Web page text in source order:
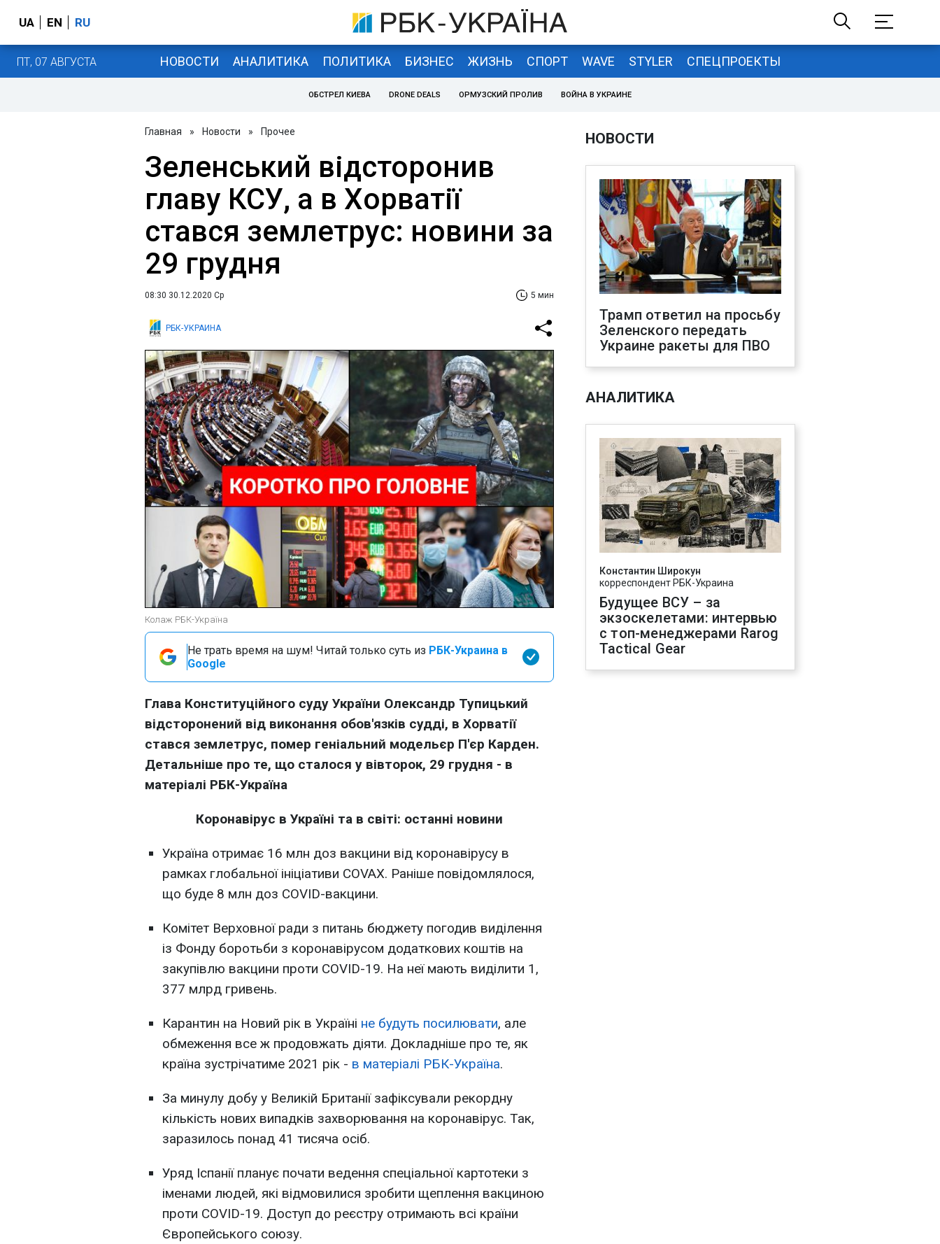
UA EN RU
ПТ, 07 АВГУСТА НОВОСТИ АНАЛИТИКА ПОЛИТИКА БИЗНЕС ЖИЗНЬ СПОРТ WAVE STYLER СПЕЦПРОЕКТЫ
ОБСТРЕЛ КИЕВА DRONE DEALS ОРМУЗСКИЙ ПРОЛИВ ВОЙНА В УКРАИНЕ
Главная » Новости » Прочее
Зеленський відсторонив
главу КСУ, а в Хорватії
стався землетрус: новини за
29 грудня
08:30 30.12.2020 Ср 5 мин
РБК-УКРАИНА
Колаж РБК-Україна
Не трать время на шум! Читай только суть из РБК-Украина в
Google
Глава Конституційного суду України Олександр Тупицький
відсторонений від виконання обов'язків судді, в Хорватії
стався землетрус, помер геніальний модельєр П'єр Карден.
Детальніше про те, що сталося у вівторок, 29 грудня - в
матеріалі РБК-Україна
Коронавірус в Україні та в світі: останні новини
Україна отримає 16 млн доз вакцини від коронавірусу в
рамках глобальної ініціативи COVAX. Раніше повідомлялося,
що буде 8 млн доз COVID-вакцини.
Комітет Верховної ради з питань бюджету погодив виділення
із Фонду боротьби з коронавірусом додаткових коштів на
закупівлю вакцини проти COVID-19. На неї мають виділити 1,
377 млрд гривень.
Карантин на Новий рік в Україні не будуть посилювати, але
обмеження все ж продовжать діяти. Докладніше про те, як
країна зустрічатиме 2021 рік - в матеріалі РБК-Україна.
За минулу добу у Великій Британії зафіксували рекордну
кількість нових випадків захворювання на коронавірус. Так,
заразилось понад 41 тисяча осіб.
Уряд Іспанії планує почати ведення спеціальної картотеки з
іменами людей, які відмовилися зробити щеплення вакциною
проти COVID-19. Доступ до реєстру отримають всі країни
Європейського союзу.
НОВОСТИ
Трамп ответил на просьбу
Зеленского передать
Украине ракеты для ПВО
АНАЛИТИКА
Константин Широкун
корреспондент РБК-Украина
Будущее ВСУ – за
экзоскелетами: интервью
с топ-менеджерами Rarog
Tactical Gear